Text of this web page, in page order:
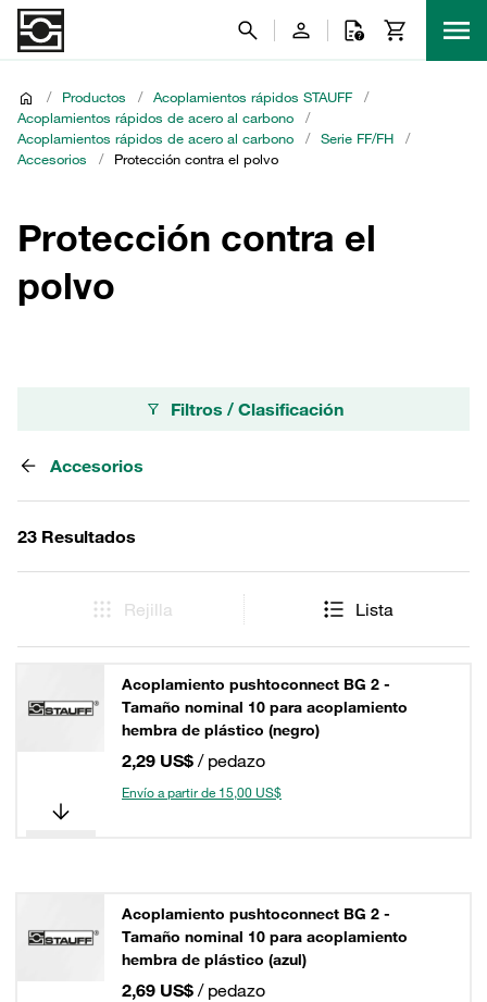
/ Productos / Acoplamientos rápidos STAUFF
/
Acoplamientos rápidos de acero al carbono
/
Acoplamientos rápidos de acero al carbono
/ Serie FF/FH
/
Accesorios
/ Protección contra el polvo
Protección contra el
polvo
Filtros / Clasificación
Accesorios
23 Resultados
Rejilla Lista
Acoplamiento pushtoconnect BG 2 -
Tamaño nominal 10 para acoplamiento
hembra de plástico (negro)
2,29 US$ / pedazo
Envío a partir de 15,00 US$
Acoplamiento pushtoconnect BG 2 -
Tamaño nominal 10 para acoplamiento
hembra de plástico (azul)
2,69 US$ / pedazo